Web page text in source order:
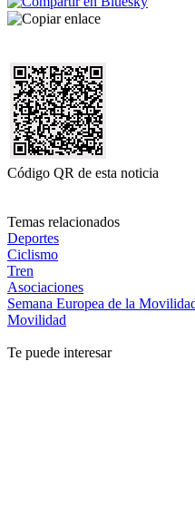
Código QR de esta noticia
Temas relacionados
Deportes
Ciclismo
Tren
Asociaciones
Semana Europea de la
Movilidad
Te puede interesar